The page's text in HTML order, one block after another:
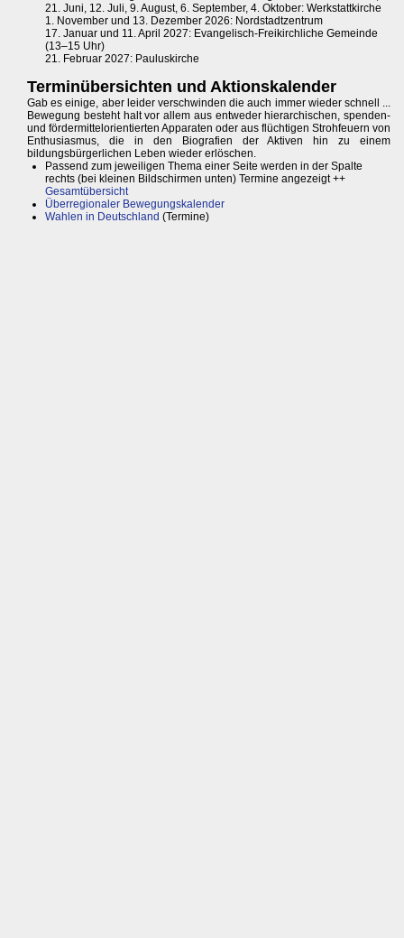
21. Juni, 12. Juli, 9. August, 6. September, 4. Oktober: Werkstattkirche
1. November und 13. Dezember 2026: Nordstadtzentrum
17. Januar und 11. April 2027: Evangelisch-Freikirchliche Gemeinde
(13–15 Uhr)
21. Februar 2027: Pauluskirche
Terminübersichten und Aktionskalender
Gab es einige, aber leider verschwinden die auch immer wieder schnell ...
Bewegung besteht halt vor allem aus entweder hierarchischen, spenden-
und fördermittelorientierten Apparaten oder aus flüchtigen Strohfeuern von
Enthusiasmus, die in den Biografien der Aktiven hin zu einem
bildungsbürgerlichen Leben wieder erlöschen.
Passend zum jeweiligen Thema einer Seite werden in der Spalte
rechts (bei kleinen Bildschirmen unten) Termine angezeigt ++
Gesamtübersicht
Überregionaler Bewegungskalender
Wahlen in Deutschland (Termine)